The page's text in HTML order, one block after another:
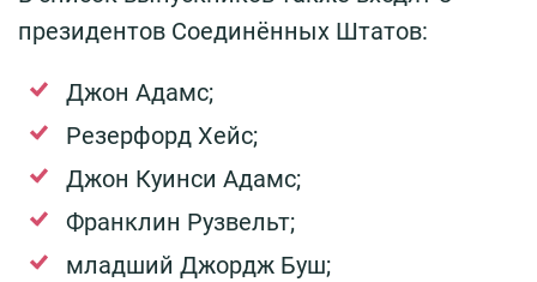
президентов Соединённых Штатов:
Джон Адамс;
Резерфорд Хейс;
Джон Куинси Адамс;
Франклин Рузвельт;
младший Джордж Буш;